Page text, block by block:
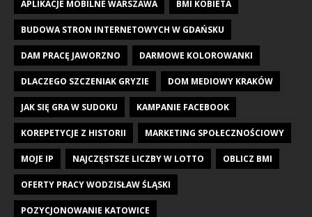
APLIKACJE MOBILNE WARSZAWA BMI KOBIETA
BUDOWA STRON INTERNETOWYCH W GDAŃSKU
DAM PRACĘ JAWORZNO DARMOWE KOLOROWANKI
DLACZEGO SZCZENIAK GRYZIE DOM MEDIOWY KRAKÓW
JAK SIĘ GRA W SUDOKU KAMPANIE FACEBOOK
KOREPETYCJE Z HISTORII MARKETING SPOŁECZNOŚCIOWY
MOJE IP NAJCZĘSTSZE LICZBY W LOTTO OBLICZ BMI
OFERTY PRACY WODZISŁAW ŚLĄSKI
POZYCJONOWANIE KATOWICE